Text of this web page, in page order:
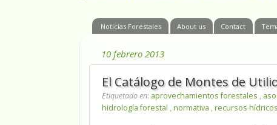
Noticias Forestales About us Contact
10 febrero 2013
El Catálogo de Montes de
Etiquetado en: aprovechamientos forestales ,
hidrología forestal , normativa , recursos hídricos